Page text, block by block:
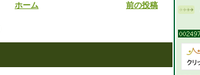
前の投稿
ホーム